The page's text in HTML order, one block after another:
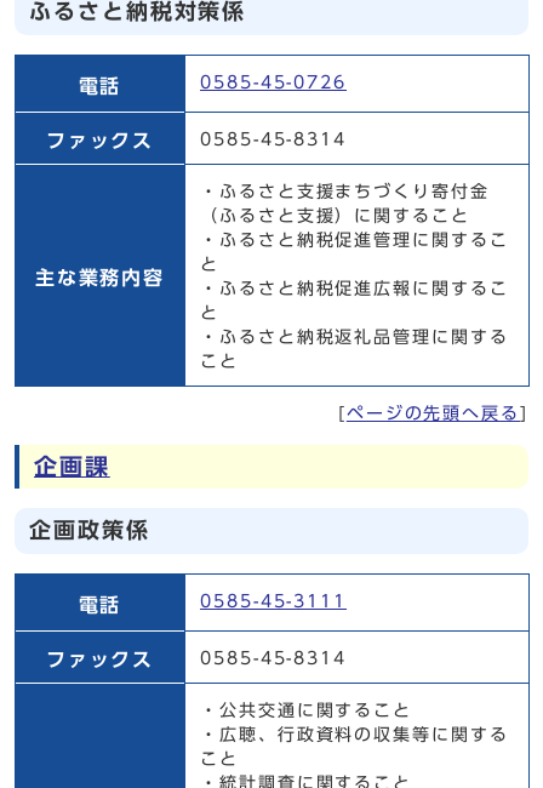
ふるさと納税対策係
電話
0585-45-0726
ファックス 0585-45-8314
主な業務内容
・ふるさと支援まちづくり寄付金
（ふるさと支援）に関すること
・ふるさと納税促進管理に関するこ
と
・ふるさと納税促進広報に関するこ
と
・ふるさと納税返礼品管理に関する
こと
ページの先頭へ戻る
企画課
企画政策係
電話
0585-45-3111
ファックス 0585-45-8314
・公共交通に関すること
・広聴、行政資料の収集等に関する
こと
・統計調査に関すること